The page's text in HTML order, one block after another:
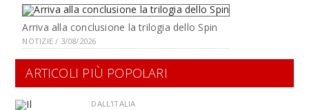
Arriva alla conclusione la trilogia dello Spin
NOTIZIE / 3/08/2026
ARTICOLI PIÙ POPOLARI
DALL'ITALIA